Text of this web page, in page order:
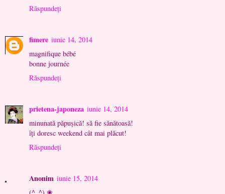
Răspundeți
fimere iunie 14, 2014
magnifique bébé
bonne journée
Răspundeți
prietena-japoneza iunie 14, 2014
minunată păpuşică! să fie sănătoasă!
îţi doresc weekend cât mai plăcut!
Răspundeți
Anonim iunie 15, 2014